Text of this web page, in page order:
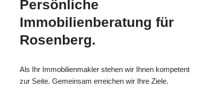
Persönliche
Immobilienberatung für
Rosenberg.
Als Ihr Immobilienmakler stehen wir Ihnen kompetent
zur Seite. Gemeinsam erreichen wir Ihre Ziele.